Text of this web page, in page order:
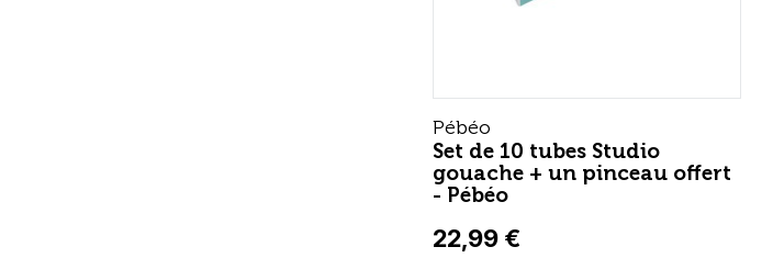
Pébéo
Set de 10 tubes Studio
gouache + un pinceau offert
- Pébéo
22,99 €